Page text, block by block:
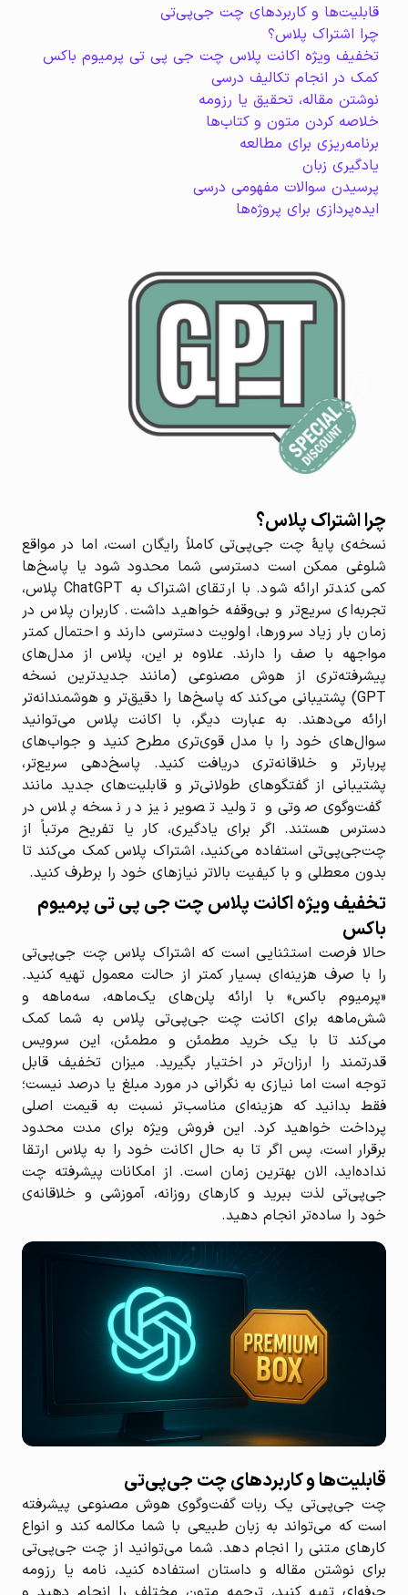
قابلیت‌ها و کاربردهای چت جی‌پی‌تی
چرا اشتراک پلاس؟
تخفیف ویژه اکانت پلاس چت جی پی تی پرمیوم باکس
کمک در انجام تکالیف درسی
نوشتن مقاله، تحقیق یا رزومه
خلاصه کردن متون و کتاب‌ها
برنامه‌ریزی برای مطالعه
یادگیری زبان
پرسیدن سوالات مفهومی درسی
ایده‌پردازی برای پروژه‌ها
چرا اشتراک پلاس؟
نسخه‌ی پایهٔ چت جی‌پی‌تی کاملاً رایگان است، اما در مواقع
شلوغی ممکن است دسترسی شما محدود شود یا پاسخ‌ها
کمی کندتر ارائه شود. با ارتقای اشتراک به ChatGPT پلاس،
تجربه‌ای سریع‌تر و بی‌وقفه خواهید داشت. کاربران پلاس در
زمان بار زیاد سرورها، اولویت دسترسی دارند و احتمال کمتر
مواجهه با صف را دارند. علاوه بر این، پلاس از مدل‌های
پیشرفته‌تری از هوش مصنوعی (مانند جدیدترین نسخه
GPT) پشتیبانی می‌کند که پاسخ‌ها را دقیق‌تر و هوشمندانه‌تر
ارائه می‌دهند. به عبارت دیگر، با اکانت پلاس می‌توانید
سوال‌های خود را با مدل قوی‌تری مطرح کنید و جواب‌های
پربارتر و خلاقانه‌تری دریافت کنید. پاسخ‌دهی سریع‌تر،
پشتیبانی از گفتگوهای طولانی‌تر و قابلیت‌های جدید مانند
گفت‌وگوی صوتی و تولید تصویر نیز در نسخه پلاس در
دسترس هستند. اگر برای یادگیری، کار یا تفریح مرتباً از
چت‌جی‌پی‌تی استفاده می‌کنید، اشتراک پلاس کمک می‌کند تا
بدون معطلی و با کیفیت بالاتر نیازهای خود را برطرف کنید.
تخفیف ویژه اکانت پلاس چت جی پی تی پرمیوم
باکس
حالا فرصت استثنایی است که اشتراک پلاس چت جی‌پی‌تی
را با صرف هزینه‌ای بسیار کمتر از حالت معمول تهیه کنید.
«پرمیوم باکس» با ارائه پلن‌های یک‌ماهه، سه‌ماهه و
شش‌ماهه برای اکانت چت جی‌پی‌تی پلاس به شما کمک
می‌کند تا با یک خرید مطمئن و مطمئن، این سرویس
قدرتمند را ارزان‌تر در اختیار بگیرید. میزان تخفیف قابل
توجه است اما نیازی به نگرانی در مورد مبلغ یا درصد نیست؛
فقط بدانید که هزینه‌‌ای مناسب‌تر نسبت به قیمت اصلی
پرداخت خواهید کرد. این فروش ویژه برای مدت محدود
برقرار است، پس اگر تا به حال اکانت خود را به پلاس ارتقا
نداده‌اید، الان بهترین زمان است. از امکانات پیشرفته چت
جی‌پی‌تی لذت ببرید و کارهای روزانه، آموزشی و خلاقانه‌ی
خود را ساده‌تر انجام دهید.
قابلیت‌ها و کاربردهای چت جی‌پی‌تی
چت جی‌پی‌تی یک ربات گفت‌وگوی هوش مصنوعی پیشرفته
است که می‌تواند به زبان طبیعی با شما مکالمه کند و انواع
کارهای متنی را انجام دهد. شما می‌توانید از چت جی‌پی‌تی
برای نوشتن مقاله و داستان استفاده کنید، نامه یا رزومه